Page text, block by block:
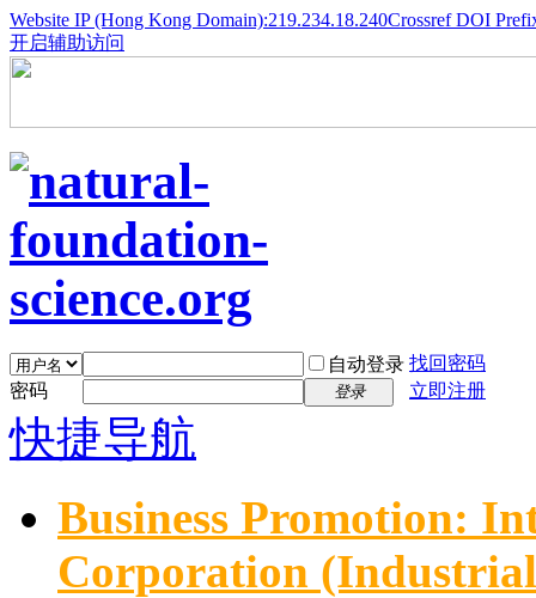
Website IP (Hong Kong Domain):219.234.18.240Crossref DOI
开启辅助访问
自动登录 找回密码
密码
登录 立即注册
快捷导航
Business Promotion:
Corporation